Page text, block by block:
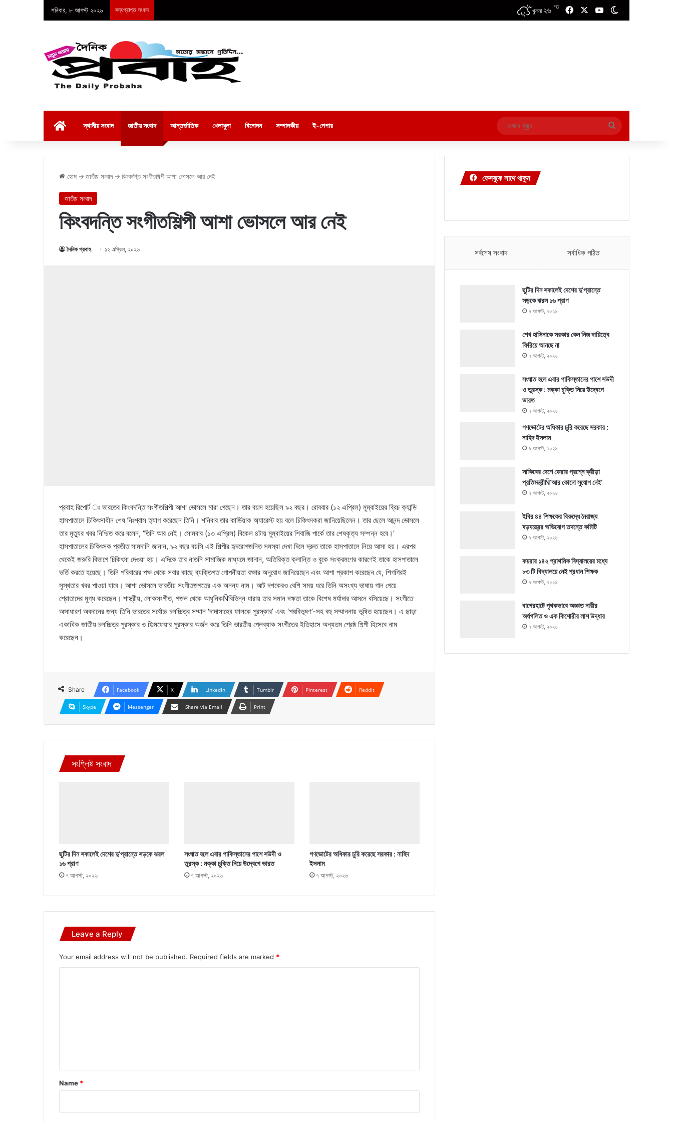
শনিবার, ৮ আগস্ট ২০২৬ সদ্যপ্রাপ্ত সংবাদ খুলনা ২৬ ℃ FacebookYouTube
স্থানীয় সংবাদ জাতীয় সংবাদ আন্তর্জাতিক খেলাধুলা বিনোদন সম্পাদকীয় ই-পেপার
এখানে
খুঁজুন
হোম → জাতীয় সংবাদ → কিংবদন্তি সংগীতশিল্পী আশা ভোসলে আর নেই
জাতীয় সংবাদ
কিংবদন্তি সংগীতশিল্পী আশা ভোসলে আর নেই
দৈনিক প্রবাহ ১২ এপ্রিল, ২০২৬
প্রবাহ রিপোর্ট ঃ ভারতের কিংবদন্তি সংগীতশিল্পী আশা ভোসলে মারা গেছেন। তার বয়স হয়েছিল ৯২ বছর। রোববার (১২ এপ্রিল) মুম্বাইয়ের ব্রিচ ক্যান্ডি
হাসপাতালে চিকিৎসাধীন শেষ নিঃশ্বাস ত্যাগ করেছেন তিনি। শনিবার তার কার্ডিয়াক অ্যারেস্ট হয় বলে চিকিৎসকরা জানিয়েছিলেন। তার ছেলে আনন্দ ভোসলে
তার মৃত্যুর খবর নিশ্চিত করে বলেন, ‘তিনি আর নেই। সোমবার (১৩ এপ্রিল) বিকেল ৪টায় মুম্বাইয়ের শিবাজি পার্কে তার শেষকৃত্য সম্পন্ন হবে।’
হাসপাতালের চিকিৎসক প্রতীত সামদানি জানান, ৯২ বছর বয়সি এই শিল্পীর হৃদরোগজনিত সমস্যা দেখা দিলে দ্রুত তাকে হাসপাতালে নিয়ে আসা হয়। এরপর
থেকেই জরুরি বিভাগে চিকিৎসা দেওয়া হয়। এদিকে তার নাতনি সামাজিক মাধ্যমে জানান, অতিরিক্ত ক্লান্তি ও বুকে সংক্রমণের কারণেই তাকে হাসপাতালে
ভর্তি করতে হয়েছে। তিনি পরিবারের পক্ষ থেকে সবার কাছে ব্যক্তিগত গোপনীয়তা রক্ষার অনুরোধ জানিয়েছেন এবং আশা প্রকাশ করেছেন যে, শিগগিরই
সুস্থতার খবর পাওয়া যাবে। আশা ভোসলে ভারতীয় সংগীতজগতের এক অনন্য নাম। আট দশকেরও বেশি সময় ধরে তিনি অসংখ্য ভাষায় গান গেয়ে
শ্রোতাদের মুগ্ধ করেছেন। শাস্ত্রীয়, লোকসংগীত, গজল থেকে আধুনিকÑবিভিন্ন ধারায় তার সমান দক্ষতা তাকে বিশেষ মর্যাদার আসনে বসিয়েছে। সংগীতে
অসাধারণ অবদানের জন্য তিনি ভারতের সর্বোচ্চ চলচ্চিত্র সম্মান ‘দাদাসাহেব ফালকে পুরস্কার’ এবং ‘পদ্মবিভূষণ’-সহ বহু সম্মাননায় ভূষিত হয়েছেন। এ ছাড়া
একাধিক জাতীয় চলচ্চিত্র পুরস্কার ও ফিল্মফেয়ার পুরস্কার অর্জন করে তিনি ভারতীয় প্লেব্যাক সংগীতের ইতিহাসে অন্যতম শ্রেষ্ঠ শিল্পী হিসেবে নাম
করেছেন।
Share Facebook X LinkedIn Tumblr Pinterest Reddit
Skype Messenger Share via Email Print
সংশ্লিষ্ট সংবাদ
ছুটির দিন সকালেই দেশের দু’প্রান্তে সড়কে ঝরল
১৬ প্রাণ
৭ আগস্ট, ২০২৬
সংঘাত হলে এবার পাকিস্তানের পাশে সউদী ও
তুরস্ক : মক্কা চুক্তি নিয়ে উদ্বেগে ভারত
৭ আগস্ট, ২০২৬
গণভোটের অধিকার চুরি করেছে সরকার : নাহিদ
ইসলাম
৭ আগস্ট, ২০২৬
Leave a Reply
Your email address will not be published. Required fields are marked *
*
Name *
ফেসবুকে সাথে থাকুন
সর্বশেষ সংবাদ সর্বাধিক পঠিত
ছুটির দিন সকালেই দেশের দু’প্রান্তে
সড়কে ঝরল ১৬ প্রাণ
৭ আগস্ট, ২০২৬
শেখ হাসিনাকে সরকার কেন নিজ দায়িত্বে
ফিরিয়ে আনছে না
৭ আগস্ট, ২০২৬
সংঘাত হলে এবার পাকিস্তানের পাশে সউদী
ও তুরস্ক : মক্কা চুক্তি নিয়ে উদ্বেগে
ভারত
৭ আগস্ট, ২০২৬
গণভোটের অধিকার চুরি করেছে সরকার :
নাহিদ ইসলাম
৭ আগস্ট, ২০২৬
সাকিবের দেশে ফেরার প্রশ্নে ক্রীড়া
প্রতিমন্ত্রীÑ‘আর কোনো সুযোগ নেই’
৭ আগস্ট, ২০২৬
ইবির ৪৪ শিক্ষকের বিরুদ্ধে নৈরাজ্য
ষড়যন্ত্রের অভিযোগ তদন্তে কমিটি
৭ আগস্ট, ২০২৬
কয়রার ১৪২ প্রাথমিক বিদ্যালয়ের মধ্যে
৮৩ টি বিদ্যালয়ে নেই প্রধান শিক্ষক
৭ আগস্ট, ২০২৬
বাগেরহাটে পৃথকভাবে অজ্ঞাত নারীর
অর্ধগলিত ও এক কিশোরীর লাশ উদ্ধার
৭ আগস্ট, ২০২৬